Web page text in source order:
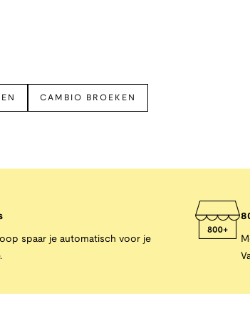
CAMBIO BROEKEN
spaar je automatisch voor je